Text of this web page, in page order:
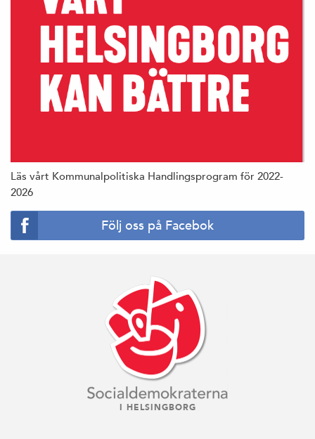
Läs vårt Kommunalpolitiska Handlingsprogram för 2022-
2026
Följ oss på Facebok
I HELSINGBORG